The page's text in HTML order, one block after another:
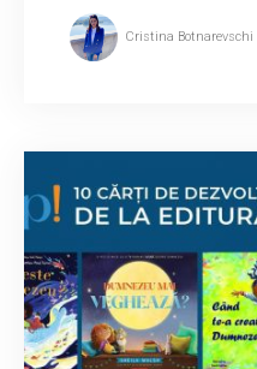
Cristina Botnarevschi